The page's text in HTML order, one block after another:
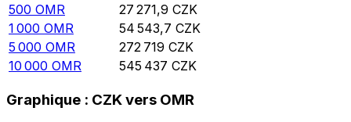
500 OMR 27 271,9 CZK
1 000 OMR 54 543,7 CZK
5 000 OMR 272 719 CZK
10 000 OMR 545 437 CZK
Graphique : CZK vers OMR